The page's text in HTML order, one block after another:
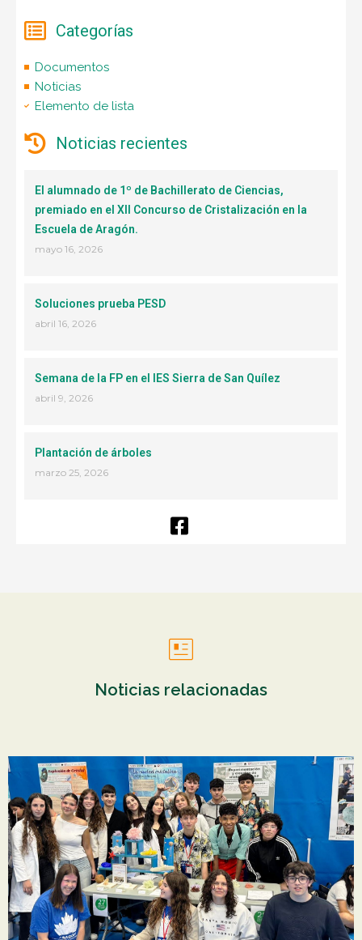
Categorías
Documentos
Noticias
Elemento de lista
Noticias recientes
El alumnado de 1º de Bachillerato de Ciencias,
premiado en el XII Concurso de Cristalización en la
Escuela de Aragón.
mayo 16, 2026
Soluciones prueba PESD
abril 16, 2026
Semana de la FP en el IES Sierra de San Quílez
abril 9, 2026
Plantación de árboles
marzo 25, 2026
Noticias relacionadas